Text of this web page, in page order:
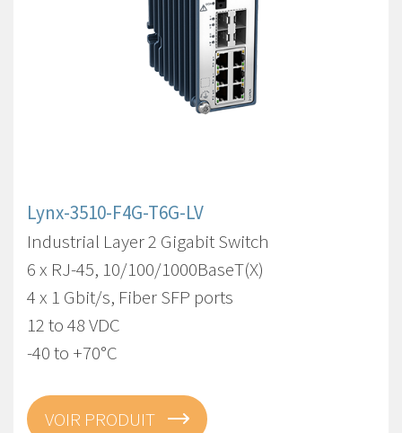
Lynx-3510-F4G-T6G-LV
Industrial Layer 2 Gigabit Switch
6 x RJ-45, 10/100/1000BaseT(X)
4 x 1 Gbit/s, Fiber SFP ports
12 to 48 VDC
-40 to +70°C
VOIR PRODUIT